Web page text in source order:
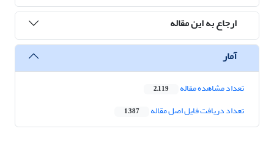
ارجاع به این مقاله
آمار
تعداد مشاهده مقاله 2,119
تعداد دریافت فایل اصل مقاله 1,387